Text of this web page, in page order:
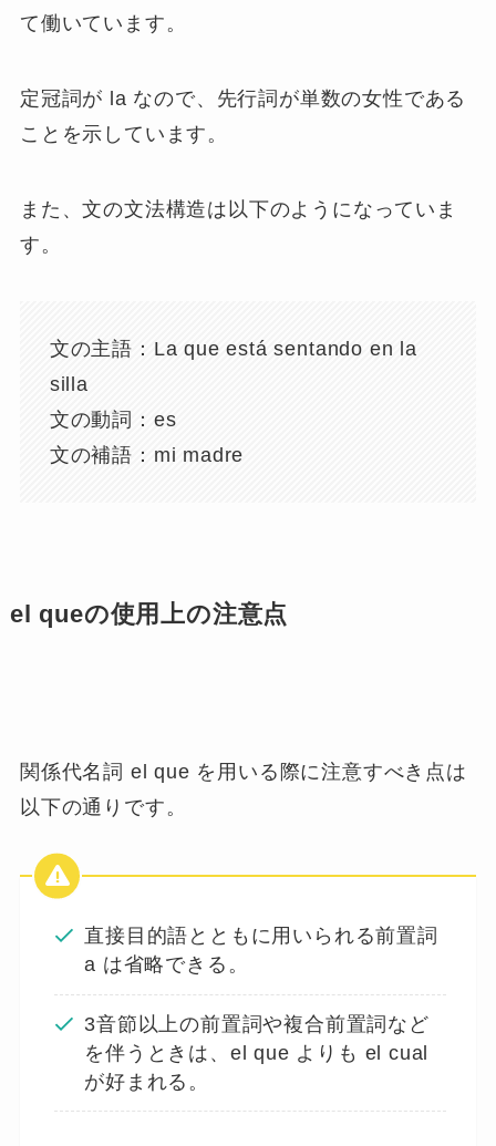
て働いています。
定冠詞が la なので、先行詞が単数の女性である
ことを示しています。
また、文の文法構造は以下のようになっていま
す。
文の主語：La que está sentando en la
silla
文の動詞：es
文の補語：mi madre
el queの使用上の注意点
関係代名詞 el que を用いる際に注意すべき点は
以下の通りです。
直接目的語とともに用いられる前置詞
a は省略できる。
3音節以上の前置詞や複合前置詞など
を伴うときは、el que よりも el cual
が好まれる。